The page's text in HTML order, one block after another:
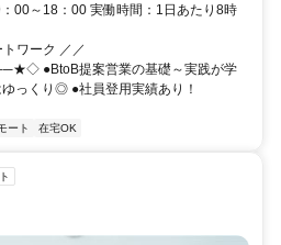
00～18：00 実働時間：1日あたり8時
ワーク ／／
●BtoB提案営業の基礎～実践が学
っくり◎ ●社員登用実績あり！
ート 在宅OK